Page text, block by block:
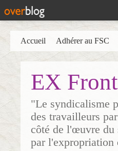
EX
"Le syndicalisme
des travailleurs
côté de l'œuvre du
par
Accueil Adhérer au FSC